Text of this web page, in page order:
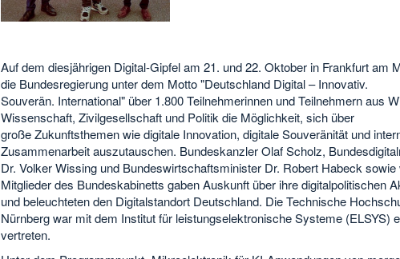
Auf dem diesjährigen Digital-Gipfel am 21. und 22. Oktober in Frankfurt am
die Bundesregierung unter dem Motto "Deutschland Digital – Innovativ.
Souverän. International" über 1.800 Teilnehmerinnen und Teilnehmern aus
Wissenschaft, Zivilgesellschaft und Politik die Möglichkeit, sich über
große Zukunftsthemen wie digitale Innovation, digitale Souveränität und
Zusammenarbeit auszutauschen. Bundeskanzler Olaf Scholz,
Dr. Volker Wissing und Bundeswirtschaftsminister Dr. Robert Habeck sowie
Mitglieder des Bundeskabinetts gaben Auskunft über ihre digitalpolitischen
und beleuchteten den Digitalstandort Deutschland. Die Technische
Nürnberg war mit dem Institut für leistungselektronische Systeme (ELSYS)
vertreten.